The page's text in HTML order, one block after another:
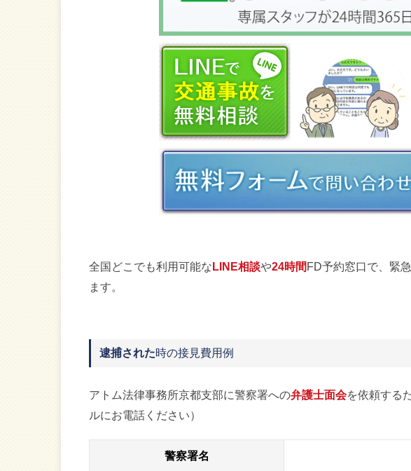
全国どこでも利用可能なLINE相談や24時間FD予約窓口で、緊
ます。
逮捕された時の接見費用例
アトム法律事務所京都支部に警察署への弁護士面会を依頼する
ルにお電話ください）
警察署名